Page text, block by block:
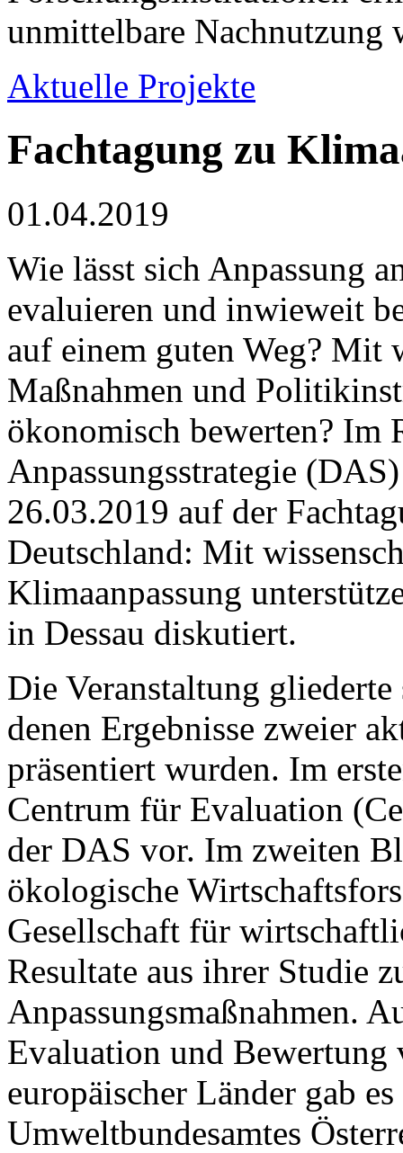
unmittelbare Nachnutzung
Aktuelle Projekte
Fachtagung zu
01.04.2019
Wie lässt sich Anpassung
evaluieren und inwieweit
auf einem guten Weg? Mit
Maßnahmen und
ökonomisch bewerten? Im
Anpassungsstrategie
26.03.2019 auf der
Deutschland: Mit
Klimaanpassung
in Dessau diskutiert.
Die Veranstaltung
denen Ergebnisse zweier
präsentiert wurden. Im
Centrum für Evaluation
der DAS vor. Im zweiten
ökologische
Gesellschaft für
Resultate aus ihrer Studie
Anpassungsmaßnahmen.
Evaluation und Bewertung
europäischer Länder gab
Umweltbundesamtes